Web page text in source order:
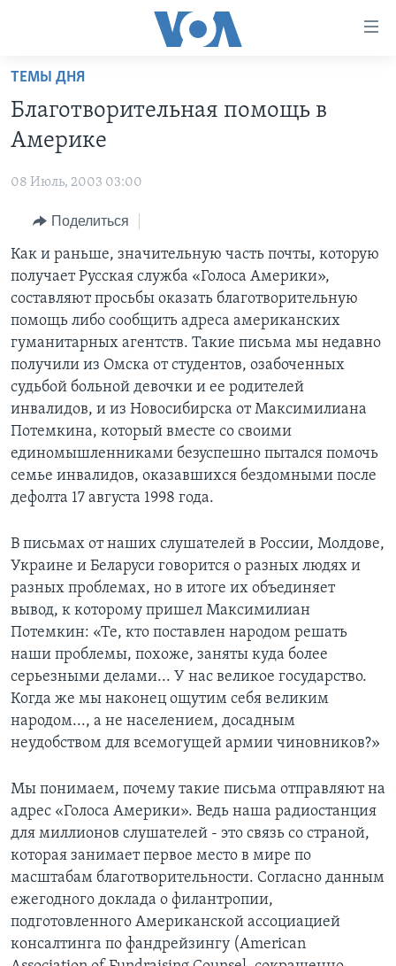
Перейти
основной
контент
Перейти
навигации
Перейти
поиск
НОВОСТИ ЗА МИНУТУ
ИТОГИ
ПОЧЕМУ ЭТО ВАЖНО?
ДИСКУССИЯ VOA
ДЕТАЛИ
НЬЮ-ЙОРК NEW YORK
АМЕРИКА. БОЛЬШОЕ ПУТЕШЕСТВИЕ
ПРОЕКТЫ
УЧИМ АНГЛИЙСКИЙ
НАША АМЕРИКАНСКАЯ ИСТОРИЯ
А КАК В АМЕРИКЕ?
АРТЕФАКТЫ
АМЕРИКАНСКИЕ ГОРОДКИ
ТЕСТЫ
ЭКСПЕРТИЗА
ИНТЕРВЬЮ
ФАКТЫ ПРОТИВ ФЕЙКОВ
ЗА СВОБОДУ ПРЕССЫ
УЧИМ АНГЛИЙСКИЙ
ВИДЕО
ПОДПИСКА НА НОВОСТИ
Learning English
СОЦИАЛЬНЫЕ СЕТИ
Языки
ТЕМЫ ДНЯ
Благотворительная помощь в
Америке
08 Июль, 2003 03:00
Поделиться
Как и раньше, значительную часть почты, которую
получает Русская служба «Голоса Америки»,
составляют просьбы оказать благотворительную
помощь либо сообщить адреса американских
гуманитарных агентств. Такие письма мы недавно
получили из Омска от студентов, озабоченных
судьбой больной девочки и ее родителей
инвалидов, и из Новосибирска от Максимилиана
Потемкина, который вместе со своими
единомышленниками безуспешно пытался помочь
семье инвалидов, оказавшихся бездомными после
дефолта 17 августа 1998 года.
В письмах от наших слушателей в России, Молдове,
Украине и Беларуси говорится о разных людях и
разных проблемах, но в итоге их объединяет
вывод, к которому пришел Максимилиан
Потемкин: «Те, кто поставлен народом решать
наши проблемы, похоже, заняты куда более
серьезными делами... У нас великое государство.
Когда же мы наконец ощутим себя великим
народом..., а не населением, досадным
неудобством для всемогущей армии чиновников?»
Мы понимаем, почему такие письма отправляют на
адрес «Голоса Америки». Ведь наша радиостанция
для миллионов слушателей - это связь со страной,
которая занимает первое место в мире по
масштабам благотворительности. Согласно данным
ежегодного доклада о филантропии,
подготовленного Американской ассоциацией
консалтинга по фандрейзингу (American